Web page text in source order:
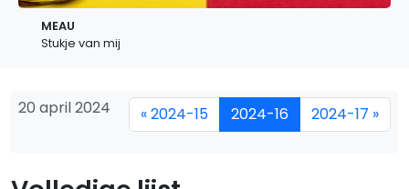
MEAU
Stukje van mij
20 april 2024 « 2024-15 2024-16 2024-17 »